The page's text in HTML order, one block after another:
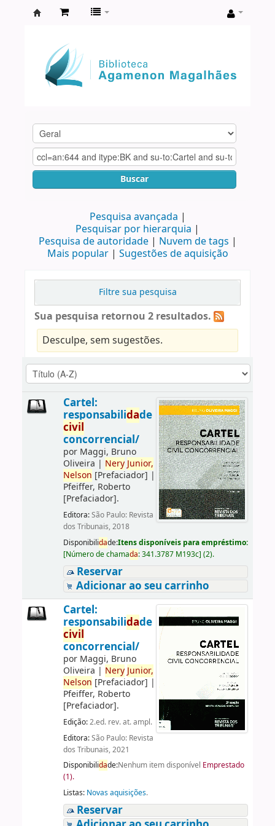
Agamenon
Magalhães
Buscar
Pesquisa avançada
Pesquisar por hierarquia
Pesquisa de autoridade
Nuvem de tags
Mais popular
Sugestões de aquisição
Filtre sua pesquisa
Sua pesquisa retornou 2 resultados.
Desculpe, sem sugestões.
Cartel:
responsabilidade
civil
concorrencial/
por Maggi, Bruno
Oliveira | Nery Junior,
Nelson [Prefaciador] |
Pfeiffer, Roberto
[Prefaciador].
Editora:São Paulo: Revista
dos Tribunais, 2018
Disponibilidade:Itens disponíveis para empréstimo:
[Número de chamada:341.3787 M193c] (2).
Reservar
Adicionar ao seu carrinho
Cartel:
responsabilidade
civil
concorrencial/
por Maggi, Bruno
Oliveira | Nery Junior,
Nelson [Prefaciador] |
Pfeiffer, Roberto
[Prefaciador].
Edição:2.ed. rev. at. ampl.
Editora:São Paulo: Revista
dos Tribunais, 2021
Disponibilidade:Nenhum item disponível Emprestado
(1).
Listas: Novas aquisições.
Reservar